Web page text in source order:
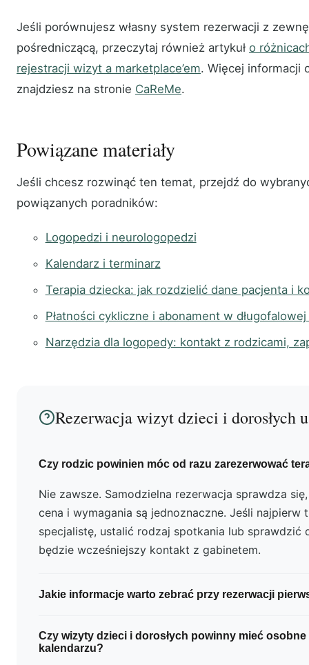
Jeśli porównujesz własny system rezerwacji z
pośredniczącą, przeczytaj również artykuł o
rejestracji wizyt a marketplace’em. Więcej informacji
znajdziesz na stronie CaReMe.
Powiązane materiały
Jeśli chcesz rozwinąć ten temat, przejdź do
powiązanych poradników:
Logopedzi i neurologopedzi
Kalendarz i terminarz
Terapia dziecka: jak rozdzielić dane pacjenta i
Płatności cykliczne i abonament w
Narzędzia dla logopedy: kontakt z rodzicami,
Rezerwacja wizyt dzieci i dorosłych
Czy rodzic powinien móc od razu zarezerwować
Nie zawsze. Samodzielna rezerwacja sprawdza
cena i wymagania są jednoznaczne. Jeśli najpierw
specjalistę, ustalić rodzaj spotkania lub sprawdzić
będzie wcześniejszy kontakt z gabinetem.
Jakie informacje warto zebrać przy rezerwacji
zgłoszenia i informacja o wcześniejszej
Czy wizyty dzieci i dorosłych powinny mieć
kalendarzu?